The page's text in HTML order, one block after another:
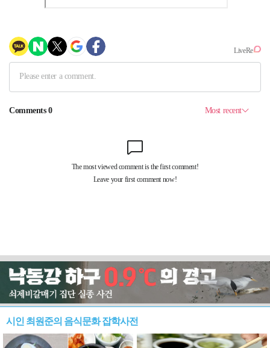
시인 최원준의 음식문화 잡학사전